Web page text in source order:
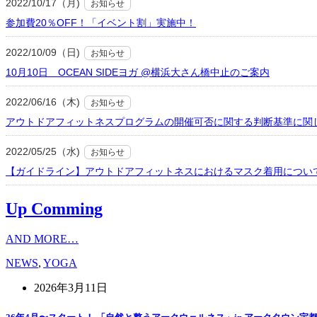
2022/10/17（月) お知らせ
参加費20％OFF！「イベント割」実施中！
2022/10/09（日) お知らせ
10月10日 OCEAN SIDEヨガ @横浜大さん橋中止のご案内
2022/06/16（木) お知らせ
アウトドアフィットネスプログラムの開催可否に関する判断基準に関
2022/05/25（水) お知らせ
【ガイドライン】アウトドアフィットネスにおけるマスク着用につい
Up Comming
AND MORE…
NEWS, YOGA
2026年3月11日